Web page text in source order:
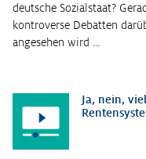
deutsche Sozialstaat?
kontroverse Debatten
angesehen wird …
Ja, nein,